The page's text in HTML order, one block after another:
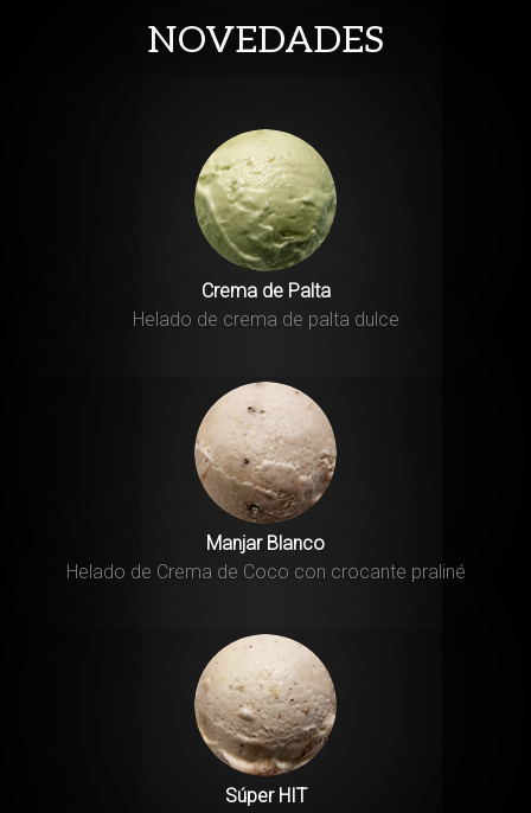
NOVEDADES
Crema de Palta
Helado de crema de palta dulce
Manjar Blanco
Helado de Crema de Coco con crocante praliné
Súper HIT